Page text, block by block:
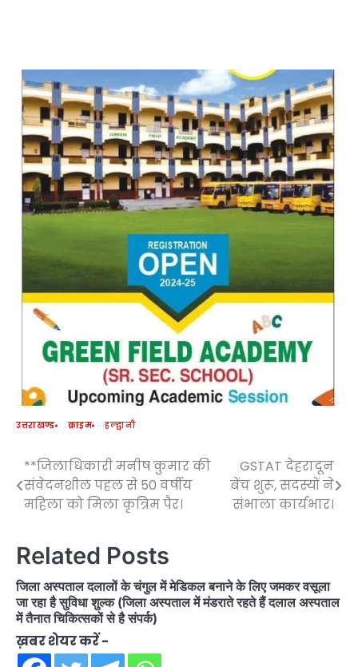
उत्तराखण्ड क्राइम हल्द्वानी
Post
navigation
**जिलाधिकारी मनीष कुमार की
संवेदनशील पहल से 50 वर्षीय
महिला को मिला कृत्रिम पैर।
GSTAT देहरादून
बेंच शुरू, सदस्यों ने
संभाला कार्यभार।
Related Posts
जिला अस्पताल दलालों के चंगुल में मेडिकल बनाने के लिए जमकर वसूला
जा रहा है सुविधा शुल्क (जिला अस्पताल में मंडराते रहते हैं दलाल अस्पताल
में तैनात चिकित्सकों से है संपर्क)
ख़बर शेयर करें -